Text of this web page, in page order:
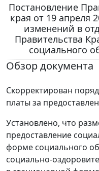
Постановление
края от 19 апреля
изменений в
Правительства
социального
Обзор документа
Скорректирован
платы за
Установлено, что
предоставление
форме социального
социально-